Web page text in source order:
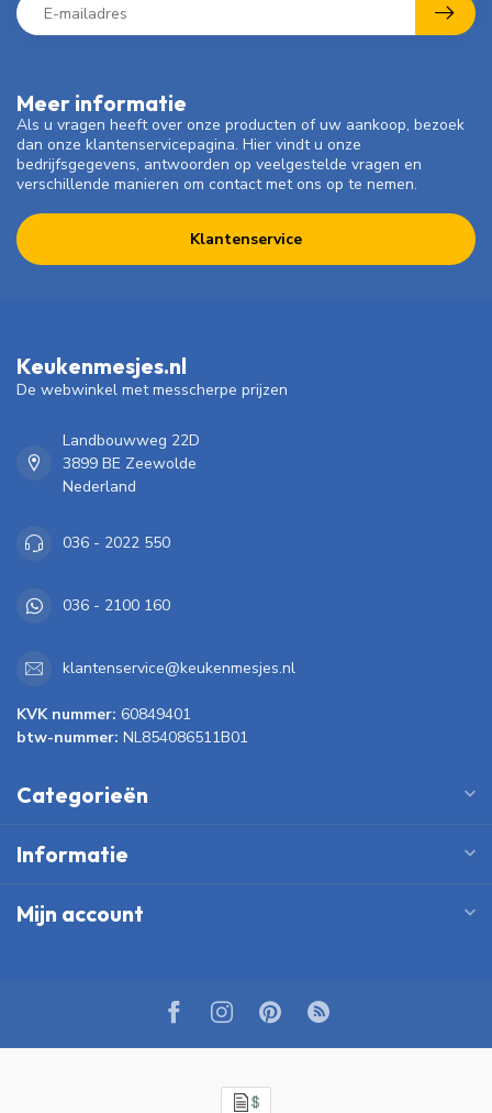
Meer informatie
Als u vragen heeft over onze producten of uw aankoop, bezoek
dan onze klantenservicepagina. Hier vindt u onze
bedrijfsgegevens, antwoorden op veelgestelde vragen en
verschillende manieren om contact met ons op te nemen.
Klantenservice
Keukenmesjes.nl
De webwinkel met messcherpe prijzen
Landbouwweg 22D
3899 BE Zeewolde
Nederland
036 - 2022 550
036 - 2100 160
klantenservice@keukenmesjes.nl
KVK nummer: 60849401
btw-nummer: NL854086511B01
Categorieën
Informatie
Mijn account